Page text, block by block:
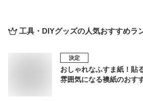
工具・DIYグッズの人気おすすめラ
決定
おしゃれなふすま紙！貼
雰囲気になる襖紙のおす